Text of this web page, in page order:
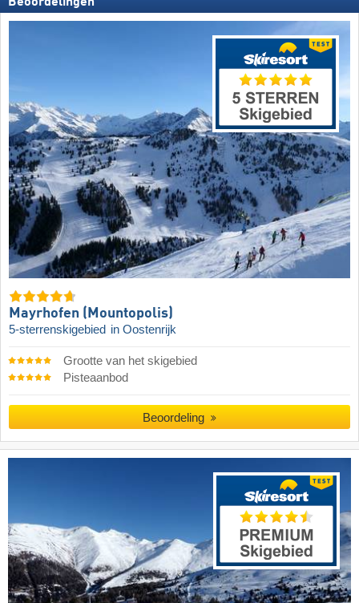
Beoordelingen
Mayrhofen (Mountopolis)
5-sterrenskigebied in Oostenrijk
Grootte van het skigebied
Pisteaanbod
Beoordeling